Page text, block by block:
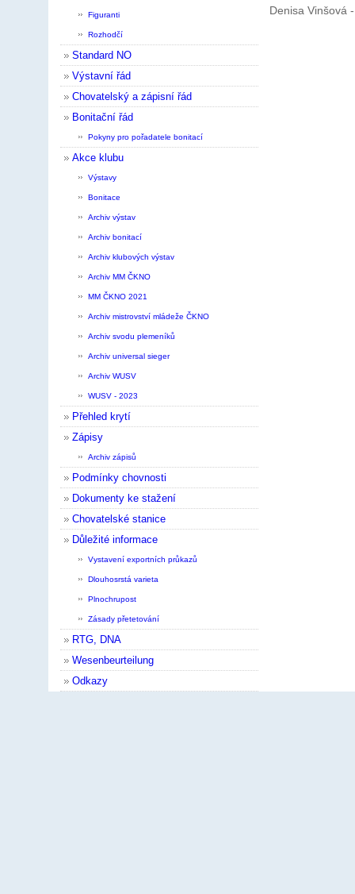
Figuranti
Rozhodčí
Standard NO
Výstavní řád
Chovatelský a zápisní řád
Bonitační řád
Pokyny pro pořadatele bonitací
Akce klubu
Výstavy
Bonitace
Archiv výstav
Archiv bonitací
Archiv klubových výstav
Archiv MM ČKNO
MM ČKNO 2021
Archiv mistrovství mládeže ČKNO
Archiv svodu plemeníků
Archiv universal sieger
Archiv WUSV
WUSV - 2023
Přehled krytí
Zápisy
Archiv zápisů
Podmínky chovnosti
Dokumenty ke stažení
Chovatelské stanice
Důležité informace
Vystavení exportních průkazů
Dlouhosrstá varieta
Plnochrupost
Zásady přetetování
RTG, DNA
Wesenbeurteilung
Odkazy
Denisa Vinšová